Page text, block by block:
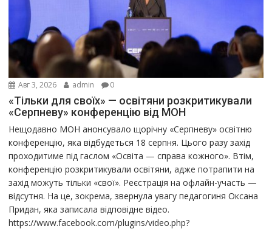
Авг 3, 2026 admin 0
«Тільки для своїх» — освітяни розкритикували
«Серпневу» конференцію від МОН
Нещодавно МОН анонсувало щорічну «Серпневу» освітню
конференцію, яка відбудеться 18 серпня. Цього разу захід
проходитиме під гаслом «Освіта — справа кожного». Втім,
конференцію розкритикували освітяни, адже потрапити на
захід можуть тільки «свої». Реєстрація на офлайн-участь —
відсутня. На це, зокрема, звернула увагу педагогиня Оксана
Придан, яка записала відповідне відео.
https://www.facebook.com/plugins/video.php?